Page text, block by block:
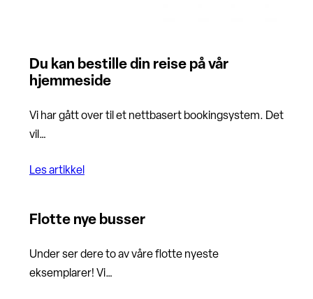
Du kan bestille din reise på vår
hjemmeside
Vi har gått over til et nettbasert bookingsystem. Det
vil…
Les artikkel
Flotte nye busser
Under ser dere to av våre flotte nyeste
eksemplarer! Vi…